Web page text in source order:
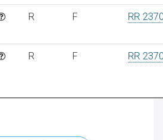
R F RR
R F RR